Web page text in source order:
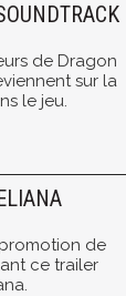
de Dragon
sur la
le jeu.
de
ce trailer